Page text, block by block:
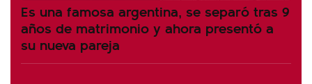
Es una famosa argentina, se separó tras 9
años de matrimonio y ahora presentó a
su nueva pareja